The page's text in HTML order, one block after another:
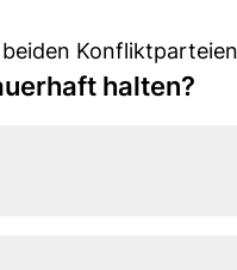
halten?